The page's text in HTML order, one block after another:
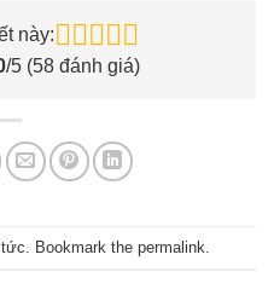
này:
/5 (58 đánh giá)
. Bookmark the permalink